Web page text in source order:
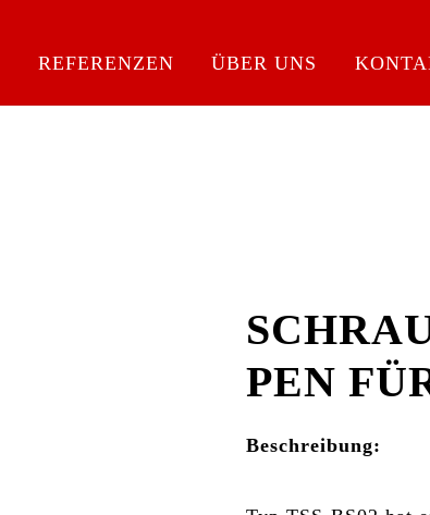
REFERENZEN ÜBER UNS
PEN
Beschreibung:
To